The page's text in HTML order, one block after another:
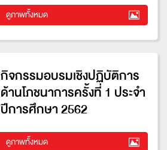
ดูภาพทั้งหมด
กิจกรรมอบรมเชิงปฏิบัติการ
ด้านโภชนาการครั้งที่ 1 ประจำ
ปีการศึกษา 2562
ดูภาพทั้งหมด